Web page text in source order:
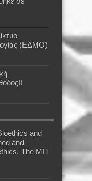
(ΕΔΜΟ)
and
and
The MIT